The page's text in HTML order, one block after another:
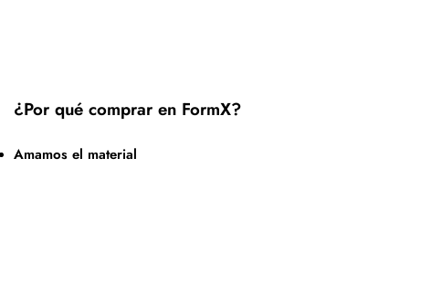
¿Por qué comprar en FormX?
Amamos el material